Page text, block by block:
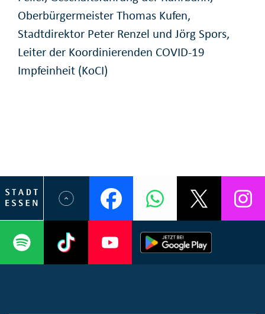
Oberbürgermeister Thomas Kufen,
Stadtdirektor Peter Renzel und Jörg Spors,
Leiter der Koordinierenden COVID-19
Impfeinheit (KoCI)